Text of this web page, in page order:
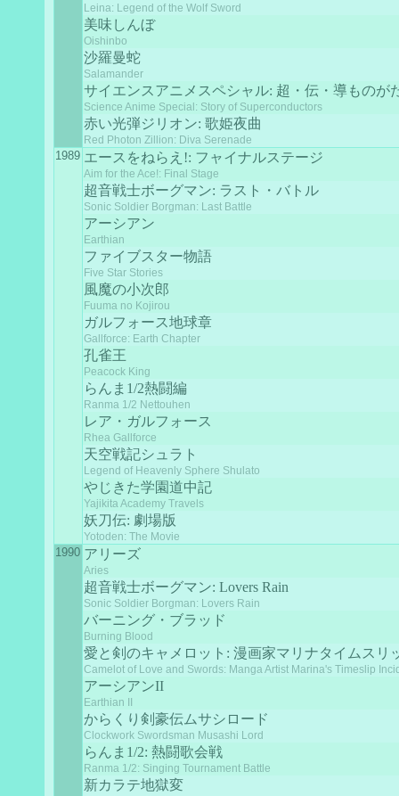
Leina: Legend of the Wolf Sword
美味しんぼ
Oishinbo
沙羅曼蛇
Salamander
サイエンスアニメスペシャル: 超・伝・導ものが
Science Anime Special: Story of Superconductors
赤い光弾ジリオン: 歌姫夜曲
Red Photon Zillion: Diva Serenade
1989 エースをねらえ!: フャイナルステージ
Aim for the Ace!: Final Stage
超音戦士ボーグマン: ラスト・バトル
Sonic Soldier Borgman: Last Battle
アーシアン
Earthian
ファイブスター物語
Five Star Stories
風魔の小次郎
Fuuma no Kojirou
ガルフォース地球章
Gallforce: Earth Chapter
孔雀王
Peacock King
らんま1/2熱闘編
Ranma 1/2 Nettouhen
レア・ガルフォース
Rhea Gallforce
天空戦記シュラト
Legend of Heavenly Sphere Shulato
やじきた学園道中記
Yajikita Academy Travels
妖刀伝: 劇場版
Yotoden: The Movie
1990 アリーズ
Aries
超音戦士ボーグマン: Lovers Rain
Sonic Soldier Borgman: Lovers Rain
バーニング・ブラッド
Burning Blood
愛と剣のキャメロット: 漫画家マリナタイムスリ
Camelot of Love and Swords: Manga Artist Marina's Timeslip
アーシアンII
Earthian II
からくり剣豪伝ムサシロード
Clockwork Swordsman Musashi Lord
らんま1/2: 熱闘歌会戦
Ranma 1/2: Singing Tournament Battle
新カラテ地獄変